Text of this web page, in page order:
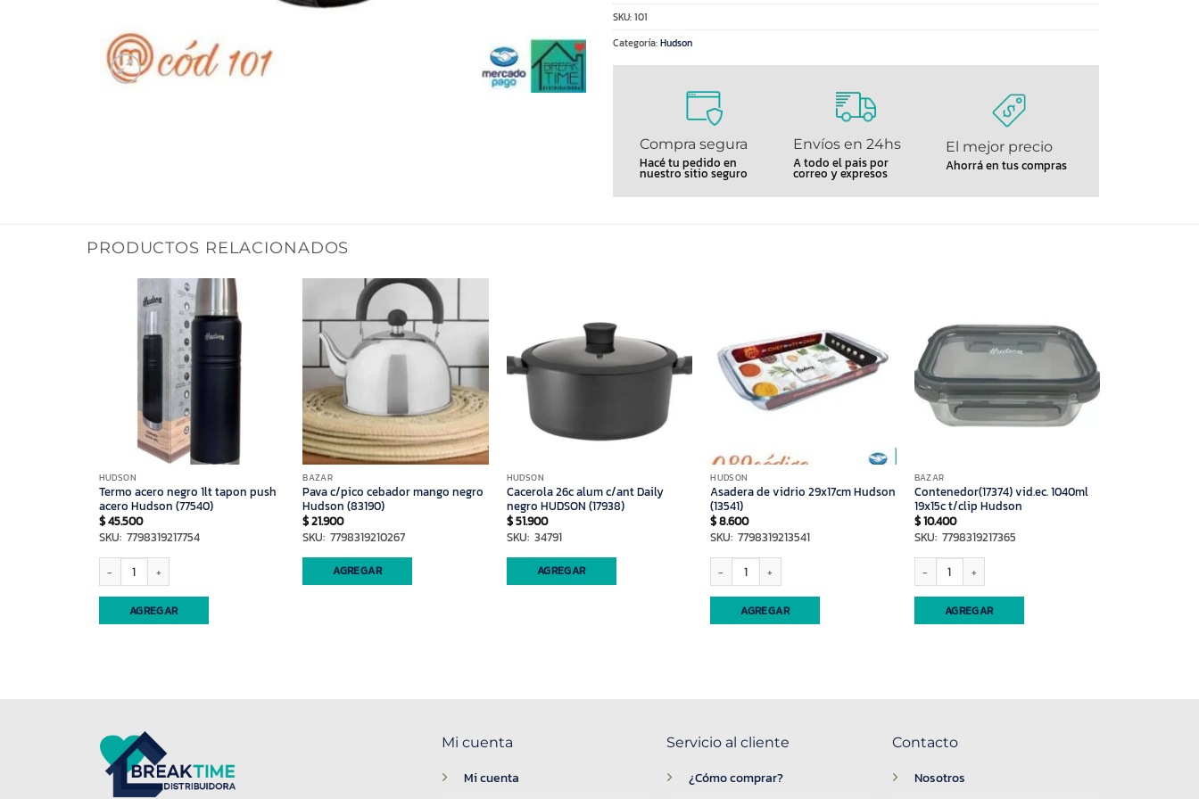
SKU:101
Categoría:Hudson
Compra segura
Hacé tu pedido en
nuestro sitio seguro
Envíos en 24hs
A todo el pais por
correo y expresos
El mejor precio
Ahorrá en tus compras
PRODUCTOS RELACIONADOS
HUDSON
Termo acero negro 1lt tapon push
acero Hudson (77540)
$45.500
SKU: 7798319217754
Termo acero negro 1lt tapon push acero Hudson (77540) cantidad
AGREGAR
BAZAR
Pava c/pico cebador mango negro
Hudson (83190)
$21.900
SKU: 7798319210267
AGREGAR
HUDSON
Cacerola 26c alum c/ant Daily
negro HUDSON (17938)
$51.900
SKU: 34791
AGREGAR
HUDSON
Asadera de vidrio 29x17cm Hudson
(13541)
$8.600
SKU: 7798319213541
Asadera de vidrio 29x17cm Hudson (13541) cantidad
AGREGAR
BAZAR
Contenedor(17374) vid.ec. 1040ml
19x15c t/clip Hudson
$10.400
SKU: 7798319217365
Contenedor(17374) vid.ec. 1040ml 19x15c t/clip Hudson cantidad
AGREGAR
Mi cuenta
Mi cuenta
Servicio al cliente
¿Cómo comprar?
Contacto
Nosotros